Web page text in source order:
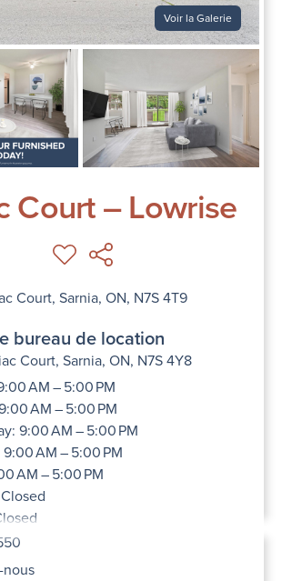
Voir la Galerie
Court – Lowrise
Court, Sarnia, ON, N7S 4T9
bureau de location
Court, Sarnia, ON, N7S 4Y8
AM – 5:00 PM
AM – 5:00 PM
9:00 AM – 5:00 PM
AM – 5:00 PM
AM – 5:00 PM